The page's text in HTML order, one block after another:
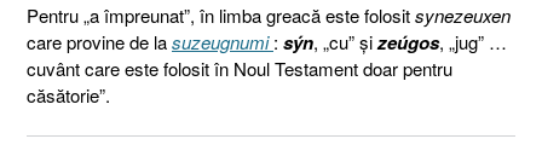
Pentru „a împreunat”, în limba greacă este folositsynezeuxen
care provine de lasuzeugnumi : sýn, „cu” șizeúgos, „jug” …
cuvânt care este folosit în Noul Testament doar pentru
căsătorie”.